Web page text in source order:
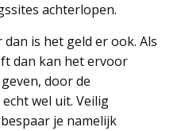
achterlopen.
is het geld er ook. Als
dan kan het ervoor
door de
wel uit. Veilig
je namelijk